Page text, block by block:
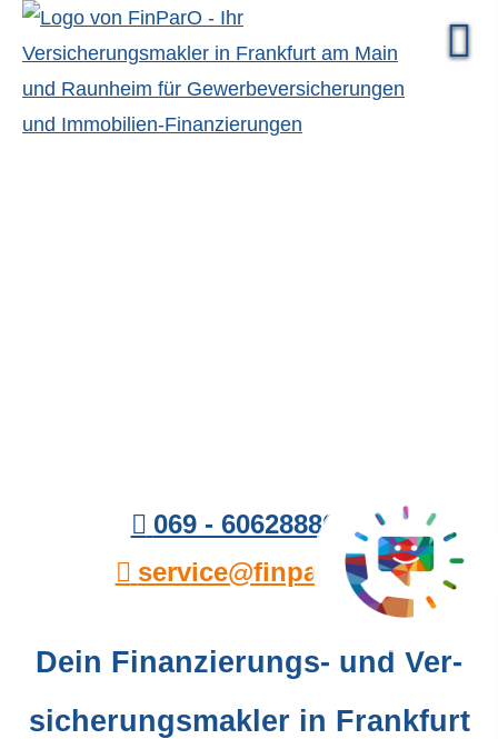
069 - 60628880
service@finparo.de
Dein Finanzierungs- und Ver­
sicherungs­makler in Frankfurt